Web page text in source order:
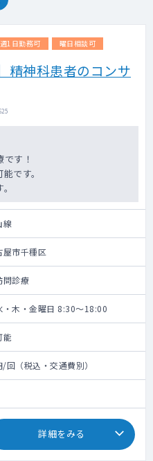
週1日勤務可 曜日相談可
精神科患者のコンサ
す！
です。
線
屋市千種区
問診療
・木・金曜日 8:30～18:00
能
（税込・交通費別）
詳細をみる